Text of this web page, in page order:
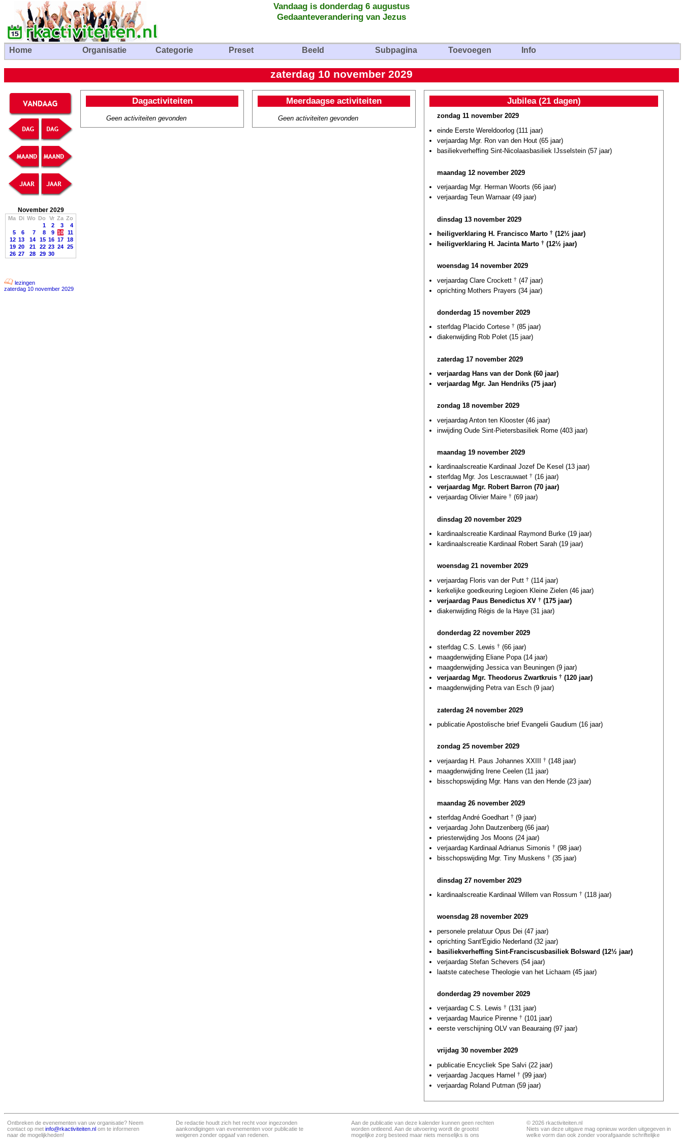
Vandaag is donderdag 6 augustus
Gedaanteverandering van Jezus
Home Organisatie Categorie Preset Beeld Subpagina Toevoegen Info
zaterdag 10 november 2029
November 2029
Ma Di Wo Do Vr Za Zo
1
2 3
4
5
6 7 8 9 10
11
12 13 14 15 16 17 18
19 20 21 22 23 24 25
26 27 28 29 30
lezingen
zaterdag 10 november 2029
Dagactiviteiten
Geen activiteiten gevonden
Meerdaagse activiteiten
Geen activiteiten gevonden
Jubilea (21 dagen)
zondag 11 november 2029
einde Eerste Wereldoorlog (111 jaar)
verjaardag Mgr. Ron van den Hout (65 jaar)
basiliekverheffing Sint-Nicolaasbasiliek IJsselstein (57 jaar)
maandag 12 november 2029
verjaardag Mgr. Herman Woorts (66 jaar)
verjaardag Teun Warnaar (49 jaar)
dinsdag 13 november 2029
heiligverklaring H. Francisco Marto † (12½ jaar)
heiligverklaring H. Jacinta Marto † (12½ jaar)
woensdag 14 november 2029
verjaardag Clare Crockett † (47 jaar)
oprichting Mothers Prayers (34 jaar)
donderdag 15 november 2029
sterfdag Placido Cortese † (85 jaar)
diakenwijding Rob Polet (15 jaar)
zaterdag 17 november 2029
verjaardag Hans van der Donk (60 jaar)
verjaardag Mgr. Jan Hendriks (75 jaar)
zondag 18 november 2029
verjaardag Anton ten Klooster (46 jaar)
inwijding Oude Sint-Pietersbasiliek Rome (403 jaar)
maandag 19 november 2029
kardinaalscreatie Kardinaal Jozef De Kesel (13 jaar)
sterfdag Mgr. Jos Lescrauwaet † (16 jaar)
verjaardag Mgr. Robert Barron (70 jaar)
verjaardag Olivier Maire † (69 jaar)
dinsdag 20 november 2029
kardinaalscreatie Kardinaal Raymond Burke (19 jaar)
kardinaalscreatie Kardinaal Robert Sarah (19 jaar)
woensdag 21 november 2029
verjaardag Floris van der Putt † (114 jaar)
kerkelijke goedkeuring Legioen Kleine Zielen (46 jaar)
verjaardag Paus Benedictus XV † (175 jaar)
diakenwijding Régis de la Haye (31 jaar)
donderdag 22 november 2029
sterfdag C.S. Lewis † (66 jaar)
maagdenwijding Eliane Popa (14 jaar)
maagdenwijding Jessica van Beuningen (9 jaar)
verjaardag Mgr. Theodorus Zwartkruis † (120 jaar)
maagdenwijding Petra van Esch (9 jaar)
zaterdag 24 november 2029
publicatie Apostolische brief Evangelii Gaudium (16 jaar)
zondag 25 november 2029
verjaardag H. Paus Johannes XXIII † (148 jaar)
maagdenwijding Irene Ceelen (11 jaar)
bisschopswijding Mgr. Hans van den Hende (23 jaar)
maandag 26 november 2029
sterfdag André Goedhart † (9 jaar)
verjaardag John Dautzenberg (66 jaar)
priesterwijding Jos Moons (24 jaar)
verjaardag Kardinaal Adrianus Simonis † (98 jaar)
bisschopswijding Mgr. Tiny Muskens † (35 jaar)
dinsdag 27 november 2029
kardinaalscreatie Kardinaal Willem van Rossum † (118 jaar)
woensdag 28 november 2029
personele prelatuur Opus Dei (47 jaar)
oprichting Sant'Egidio Nederland (32 jaar)
basiliekverheffing Sint-Franciscusbasiliek Bolsward (12½ jaar)
verjaardag Stefan Schevers (54 jaar)
laatste catechese Theologie van het Lichaam (45 jaar)
donderdag 29 november 2029
verjaardag C.S. Lewis † (131 jaar)
verjaardag Maurice Pirenne † (101 jaar)
eerste verschijning OLV van Beauraing (97 jaar)
vrijdag 30 november 2029
publicatie Encycliek Spe Salvi (22 jaar)
verjaardag Jacques Hamel
† (99 jaar)
verjaardag Roland Putman (59 jaar)
Ontbreken de evenementen van uw organisatie? Neem
contact op met info@rkactiviteiten.nl om te informeren
naar de mogelijkheden!
De redactie houdt zich het recht voor ingezonden
aankondigingen van evenementen voor publicatie te
weigeren zonder opgaaf van redenen.
Aan de publicatie van deze kalender kunnen geen rechten
worden ontleend. Aan de uitvoering wordt de grootst
mogelijke zorg besteed maar niets menselijks is ons
© 2026 rkactiviteiten.nl
Niets van deze uitgave mag opnieuw worden uitgegeven in
welke vorm dan ook zonder voorafgaande schriftelijke